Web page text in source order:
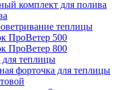
комплект для полива
теплицы
ПроВетер 500
ПроВетер 800
теплицы
форточка для теплицы